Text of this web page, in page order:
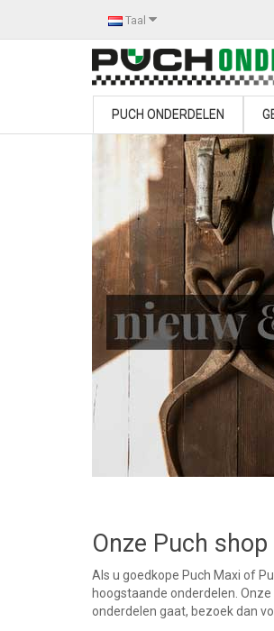
Taal
PUCH ONDERDELEN
Onze Puch
Als u goedkope Puch Maxi of
hoogstaande onderdelen.
onderdelen gaat, bezoek dan